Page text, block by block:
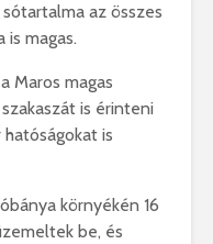
az összes
magas.
Maros magas
is érinteni
is
környékén 16
be, és